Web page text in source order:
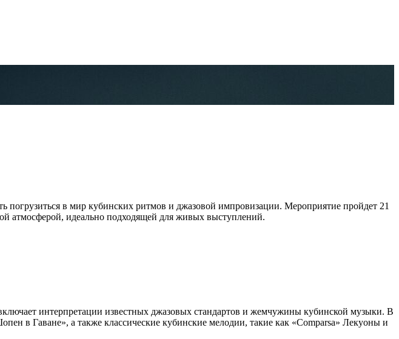
в мир кубинских ритмов и джазовой импровизации. Мероприятие пройдет 21
атмосферой, идеально подходящей для живых выступлений.
интерпретации известных джазовых стандартов и жемчужины кубинской музыки. В
в Гаване», а также классические кубинские мелодии, такие как «Comparsa» Лекуоны и